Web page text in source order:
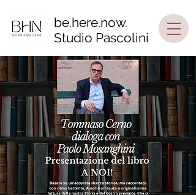
be.here.now.
Studio Pascolini